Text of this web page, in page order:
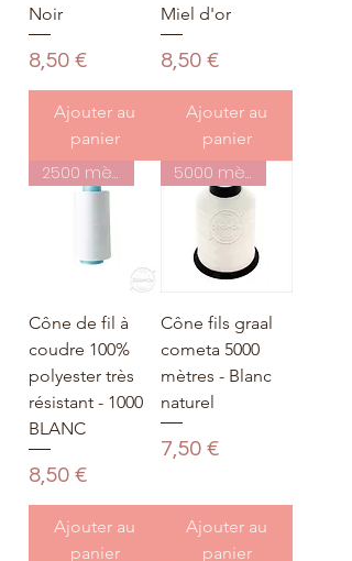
Noir
Prix
8,50 €
Ajouter au
panier
Miel d'or
Prix
8,50 €
Ajouter au
panier
2500 mètres
Cône de fil à
coudre 100%
polyester très
résistant - 1000
BLANC
Prix
8,50 €
Ajouter au
panier
5000 mètres
Cône fils graal
cometa 5000
mètres - Blanc
naturel
Prix
7,50 €
Ajouter au
panier